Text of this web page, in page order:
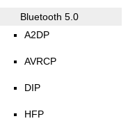
Bluetooth 5.0
A2DP
AVRCP
DIP
HFP